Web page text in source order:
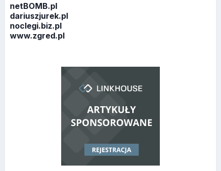
netBOMB.pl
dariuszjurek.pl
noclegi.biz.pl
www.zgred.pl